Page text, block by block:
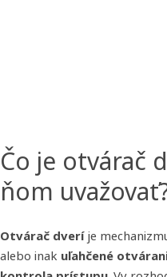
Čo je otvárač
ňom
Otvárač dveríje
alebo inak uľahčené